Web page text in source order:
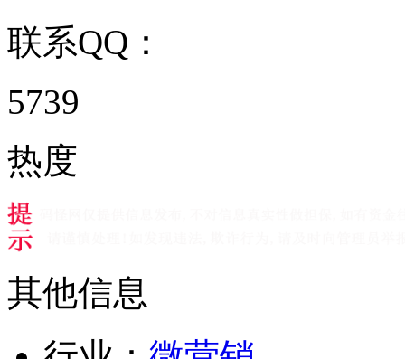
联系QQ：
5739
热度
其他信息